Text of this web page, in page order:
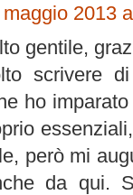
maggio 2013
gentile,
scrivere
ho
però mi
da qui.